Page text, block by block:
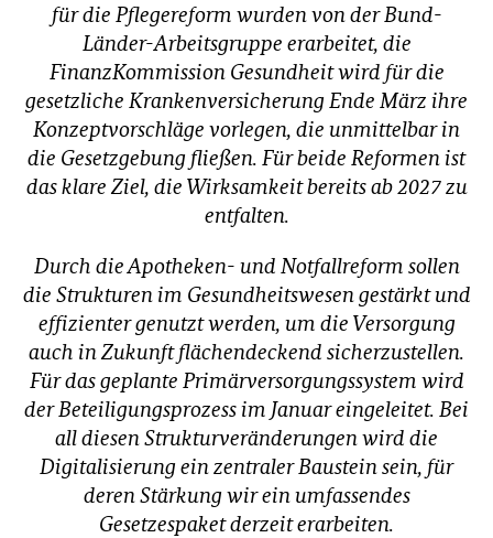
für die Pflegereform wurden von der Bund-
Länder-Arbeitsgruppe erarbeitet, die
FinanzKommission Gesundheit wird für die
gesetzliche Krankenversicherung Ende März ihre
Konzeptvorschläge vorlegen, die unmittelbar in
die Gesetzgebung fließen. Für beide Reformen ist
das klare Ziel, die Wirksamkeit bereits ab 2027 zu
entfalten.
Durch die Apotheken- und Notfallreform sollen
die Strukturen im Gesundheitswesen gestärkt und
effizienter genutzt werden, um die Versorgung
auch in Zukunft flächendeckend sicherzustellen.
Für das geplante Primärversorgungssystem wird
der Beteiligungsprozess im Januar eingeleitet. Bei
all diesen Strukturveränderungen wird die
Digitalisierung ein zentraler Baustein sein, für
deren Stärkung wir ein umfassendes
Gesetzespaket derzeit erarbeiten.